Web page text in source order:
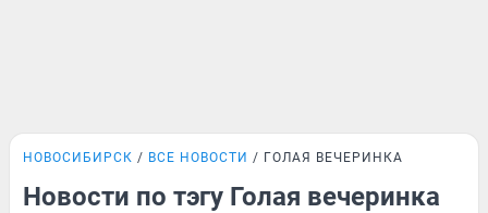
НОВОСИБИРСК ВСЕ НОВОСТИ ГОЛАЯ ВЕЧЕРИНКА
Новости по тэгу Голая вечеринка